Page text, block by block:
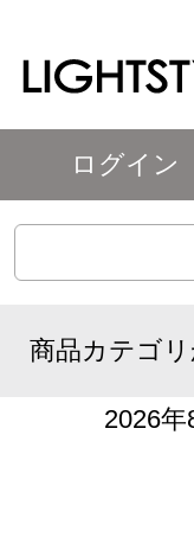
ログイン
商品カテゴ
2026